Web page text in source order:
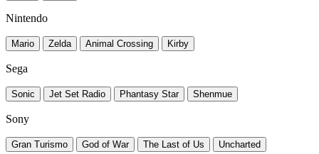
Nintendo
Mario Zelda Animal Crossing Kirby
Sega
Sonic Jet Set Radio Phantasy Star Shenmue
Sony
Gran Turismo God of War The Last of Us Uncharted